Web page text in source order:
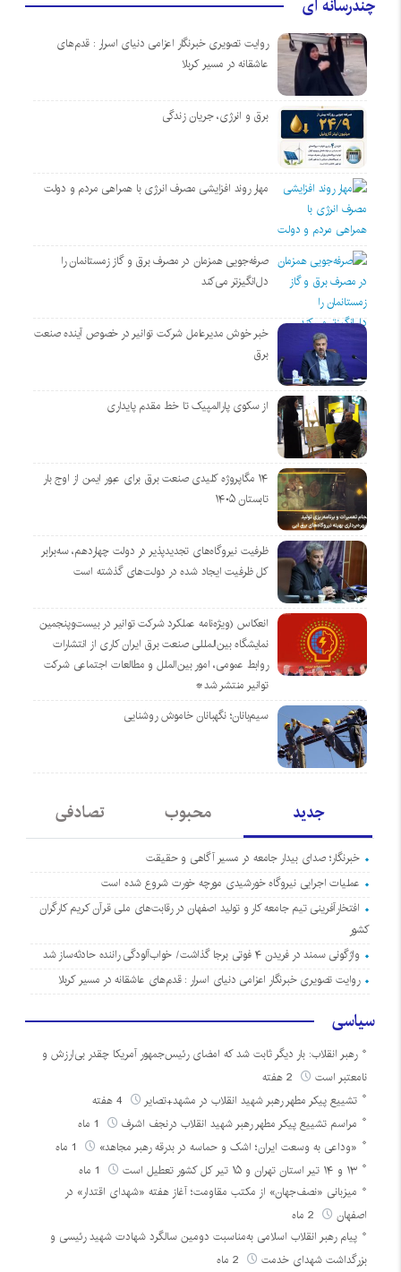
چندرسانه ای
روایت تصویری خبرنگار اعزامی دنیای اسرار : قدم‌های
عاشقانه در مسیر کربلا
برق و انرژی، جریان زندگی
مهار روند افزایشی مصرف انرژی با همراهی مردم و دولت
صرفه‌جویی همزمان در مصرف برق و گاز زمستانمان را
دل‌انگیزتر می‌کند
خبر خوش مدیرعامل شرکت توانیر در خصوص آینده صنعت
برق
از سکوی پارالمپیک تا خط مقدم پایداری
۱۴ مگاپروژه‌ کلیدی صنعت برق برای عبور ایمن از اوج بار
تابستان ۱۴۰۵
ظرفیت نیروگاه‌های تجدیدپذیر در دولت چهاردهم، سه‌برابر
کل ظرفیت ایجاد شده در دولت‌های گذشته است
انعکاس (ویژه‌نامه عملکرد شرکت توانیر در بیست‌وپنجمین
نمایشگاه بین‌المللی صنعت برق ایران کاری از انتشارات
روابط عمومی، امور بین‌الملل و مطالعات اجتماعی شرکت
توانیر منتشر شد*
سیم‌بانان؛ نگهبانان خاموش روشنایی
جدید محبوب تصادفی
خبرنگار؛ صدای بیدار جامعه در مسیر آگاهی و حقیقت
عملیات اجرایی نیروگاه خورشیدی مورچه خورت شروع شده است
افتخارآفرینی تیم جامعه کار و تولید اصفهان در رقابت‌های ملی قرآن کریم کارگران
کشور
واژگونی سمند در فریدن ۴ فوتی برجا گذاشت/ خواب‌آلودگی راننده حادثه‌ساز شد
روایت تصویری خبرنگار اعزامی دنیای اسرار : قدم‌های عاشقانه در مسیر کربلا
سیاسی
رهبر انقلاب: بار دیگر ثابت شد که امضای رئیس‌جمهور آمریکا چقدر بی‌ارزش و
نامعتبر است
تشییع پیکر مطهر رهبر شهید انقلاب در مشهد+تصایر
مراسم تشییع پیکر مطهر رهبر شهید انقلاب درنجف اشرف
«وداعی به وسعت ایران؛ اشک و حماسه در بدرقه رهبر مجاهد»
۱۳ و ۱۴ تیر استان تهران و ۱۵ تیر کل کشور تعطیل است
میزبانی «نصف‌جهان» از مکتب مقاومت؛ آغاز هفته «شهدای اقتدار» در
اصفهان
پیام رهبر انقلاب اسلامی به‌مناسبت دومین سالگرد شهادت شهید رئیسی و
بزرگداشت شهدای خدمت